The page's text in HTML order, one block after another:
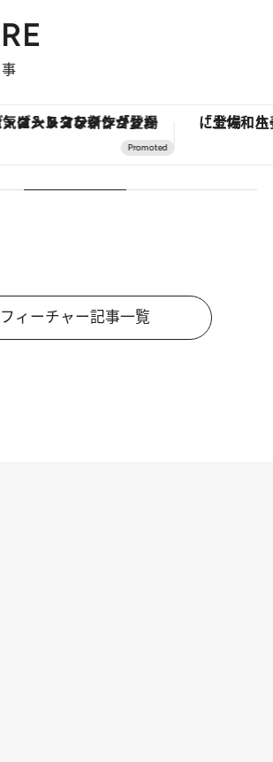
ーシーズ・オートマティック」。旅愛好家のお気に入りコレクションから、ジェンダーレスな新作が登場
フィーチャー記事一覧